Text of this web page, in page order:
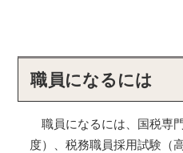
職員になるには
職員になるには、国税専
度）、税務職員採用試験（